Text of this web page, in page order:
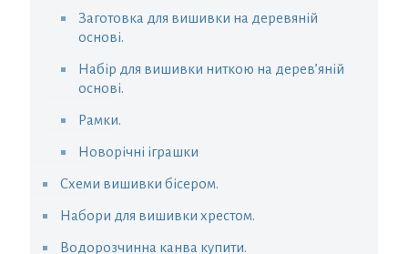
Заготовка для вишивки на деревяній
основі.
Набір для вишивки ниткою на дерев’яній
основі.
Рамки.
Новорічні іграшки
Схеми вишивки бісером.
Набори для вишивки хрестом.
Водорозчинна канва купити.